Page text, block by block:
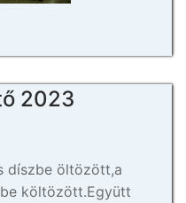
2023
díszbe öltözött,a
költözött.Együtt